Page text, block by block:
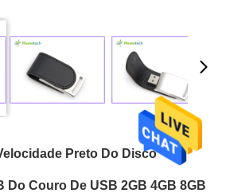
Preto Do Disco
Do Couro De USB 2GB 4GB 8GB